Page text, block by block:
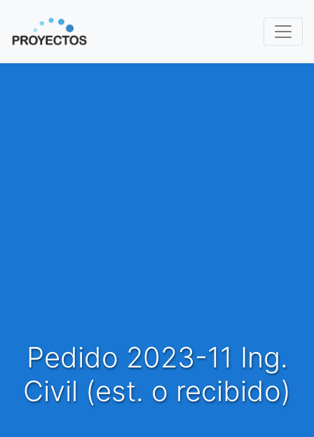
Pedido 2023-11 Ing.
Civil (est. o recibido)